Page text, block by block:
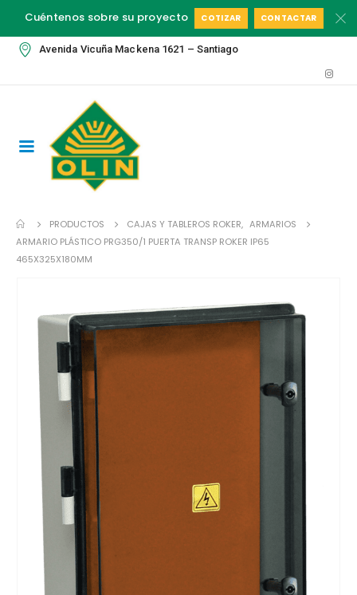
Cuéntenos sobre su proyecto COTIZAR CONTACTAR
Avenida Vicuña Mackena 1621 – Santiago
PRODUCTOS CAJAS Y TABLEROS ROKER, ARMARIOS
ARMARIO PLÁSTICO PRG350/1 PUERTA TRANSP ROKER IP65
465X325X180MM